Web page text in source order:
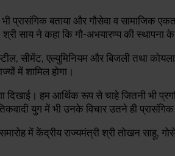
बताया और गौसेवा व सामाजिक
साय ने कहा कि गौ-अभयारण्य की स्थापना के
सीमेंट, एल्युमिनियम और बिजली तथा
में शामिल होगा।
हम आर्थिक रूप से चाहे जितनी भी
युग में भी उनके विचार उतने ही
में केंद्रीय राज्यमंत्री श्री तोखन साहू,